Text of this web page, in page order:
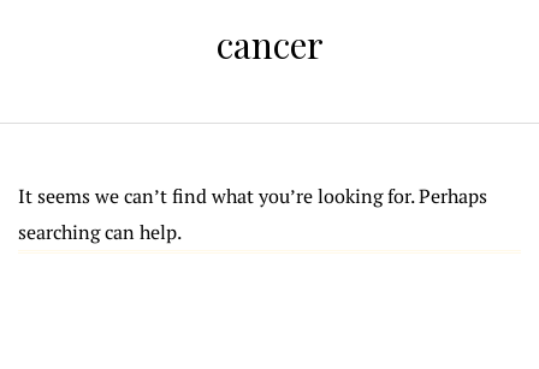
cancer
It seems we can’t find what you’re looking for. Perhaps
searching can help.